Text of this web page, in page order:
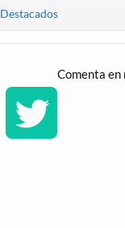
Destacados
Comenta en